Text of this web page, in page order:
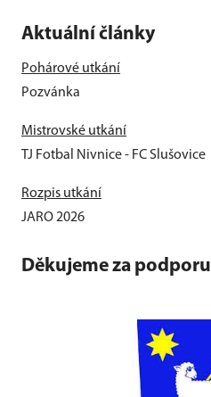
Aktuální články
Pohárové utkání
Pozvánka
Mistrovské utkání
TJ Fotbal Nivnice - FC Slušovice
Rozpis utkání
JARO 2026
Děkujeme za podporu